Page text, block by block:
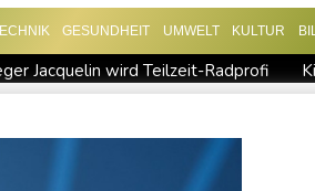
GESUNDHEIT UMWELT KULTUR
Jacquelin wird Teilzeit-Radprofi
Regierung und Opposition in Venezuela
Röwekamp: Innenministerium muss